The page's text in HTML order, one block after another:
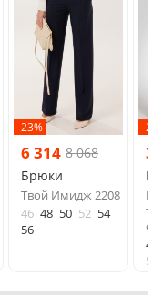
-23%
6 314 8 068
Брюки
Твой Имидж 2208
46 48 50 52 54
56
-